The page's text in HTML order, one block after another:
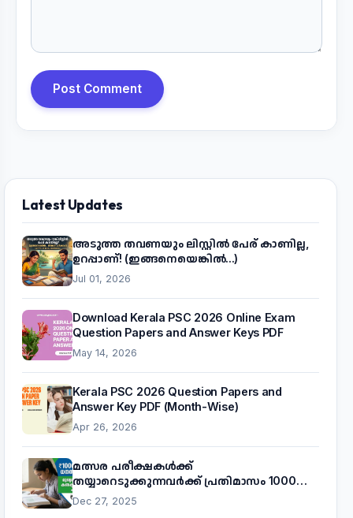
Post Comment
Latest Updates
അടുത്ത തവണയും ലിസ്റ്റിൽ പേര് കാണില്ല,
ഉറപ്പാണ്! (ഇങ്ങനെയെങ്കിൽ...)
Jul 01, 2026
Download Kerala PSC 2026 Online Exam
Question Papers and Answer Keys PDF
May 14, 2026
Kerala PSC 2026 Question Papers and
Answer Key PDF (Month-Wise)
Apr 26, 2026
മത്സര പരീക്ഷകൾക്ക്
തയ്യാറെടുക്കുന്നവർക്ക് പ്രതിമാസം 1000
രൂപ! മുഖ്യമന്ത്രിയുടെ 'കണക്ട് ടു വർക്ക്'
പദ്ധതിയെക്കുറിച്ച് അറിയാം
Dec 27, 2025